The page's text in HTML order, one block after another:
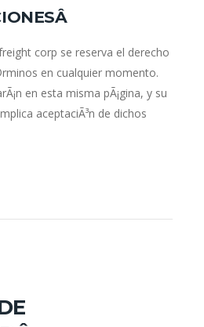
corp se reserva el derecho
en cualquier momento.
en esta misma pÃ¡gina, y su
aceptaciÃ³n de dichos